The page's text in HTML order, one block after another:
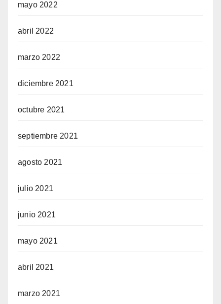
mayo 2022
abril 2022
marzo 2022
diciembre 2021
octubre 2021
septiembre 2021
agosto 2021
julio 2021
junio 2021
mayo 2021
abril 2021
marzo 2021